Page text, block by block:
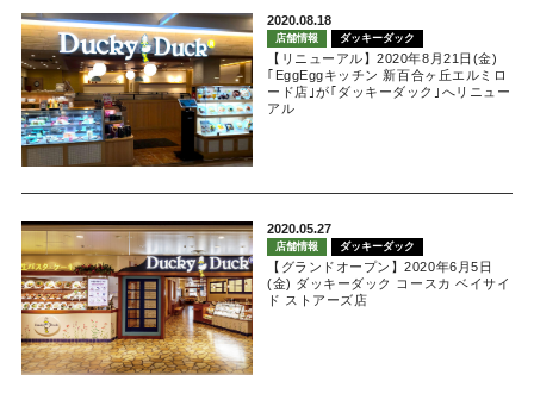
2020.08.18
店舗情報 ダッキーダック
【リニューアル】2020年8月21日(金)
｢EggEggキッチン 新百合ヶ丘エルミロ
ード店｣が｢ダッキーダック｣へリニュー
アル
2020.05.27
店舗情報 ダッキーダック
【グランドオープン】2020年6月5日
(金) ダッキーダック コースカ ベイサイ
ド ストアーズ店